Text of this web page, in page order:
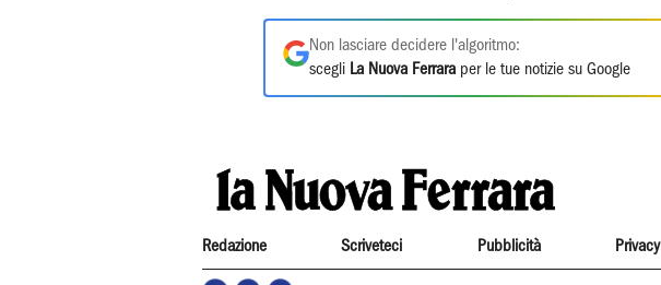
Non lasciare decidere l'algoritmo:
scegli La Nuova Ferrara per le tue notizie su Google
Redazione Scriveteci Pubblicità Privacy